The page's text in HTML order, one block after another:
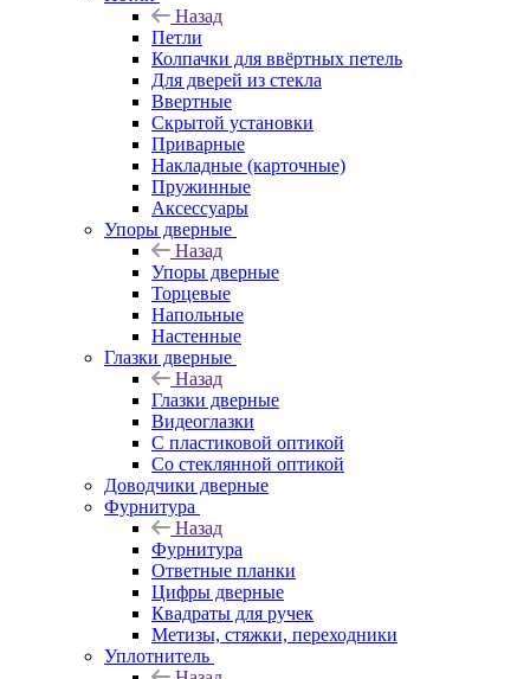
Назад
Петли
Колпачки для ввёртных петель
Для дверей из стекла
Ввертные
Скрытой установки
Приварные
Накладные (карточные)
Пружинные
Аксессуары
Упоры дверные
Назад
Упоры дверные
Торцевые
Напольные
Настенные
Глазки дверные
Назад
Глазки дверные
Видеоглазки
С пластиковой оптикой
Со стеклянной оптикой
Доводчики дверные
Фурнитура
Назад
Фурнитура
Ответные планки
Цифры дверные
Квадраты для ручек
Метизы, стяжки, переходники
Уплотнитель